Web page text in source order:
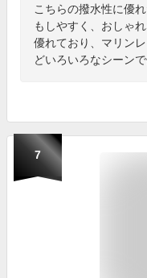
こちらの撥水性に優
もしやすく、おしゃ
優れており、マリン
どいろいろなシーン
7